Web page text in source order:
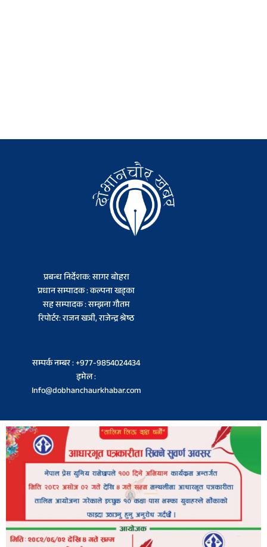
प्रबन्ध निर्देशक: सागर बोहरा
प्रधान सम्पादक : कल्पना खड्का
सह सम्पादक : सम्झना गौतम
रिपोर्टर: राजन खत्री, राजेन्द्र श्रेष्ठ
सम्पर्क नम्बर : +977-9854024434
इमेल :
Info@dobhanchaurkhabar.com